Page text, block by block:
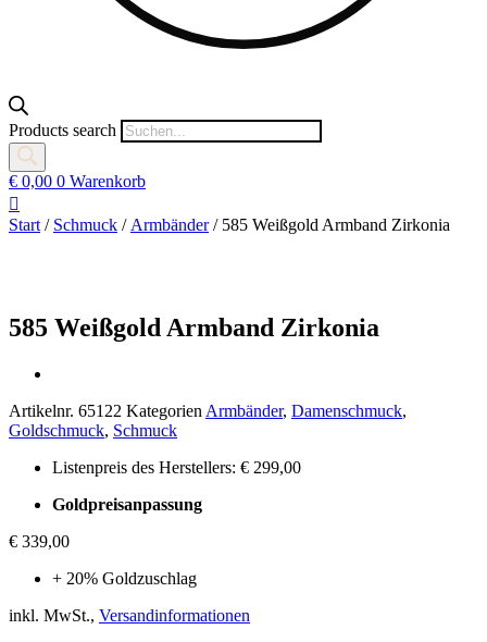
Products search
€ 0,00 0 Warenkorb
Start / Schmuck / Armbänder/ 585 Weißgold Armband Zirkonia
585 Weißgold Armband Zirkonia
Artikelnr. 65122 Kategorien Armbänder, Damenschmuck,
Goldschmuck, Schmuck
Listenpreis des Herstellers: € 299,00
Goldpreisanpassung
€ 339,00
+ 20% Goldzuschlag
inkl. MwSt., Versandinformationen